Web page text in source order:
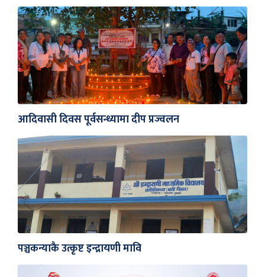
आदिवासी दिवस पूर्वसन्ध्यामा दीप प्रज्वलन
पञ्चकन्याकै उत्कृष्ट इन्द्रायणी मावि